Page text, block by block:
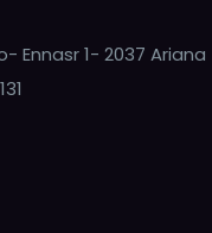
Ennasr 1- 2037 Ariana